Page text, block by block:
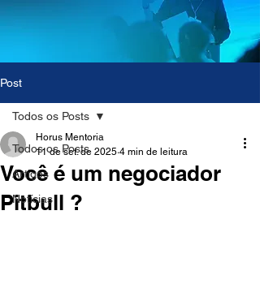
Post
Todos os Posts
Artigos
Notícias
Todos os Posts
Você é um negociador
Pitbull ?
Horus Mentoria
11 de set. de 2025 4 min de leitura